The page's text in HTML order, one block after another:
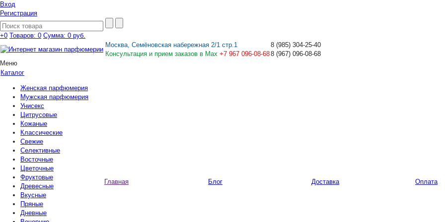
Вход
Регистрация
+0 Товаров: 0 Сумма: 0 руб.
Москва, Семёновская набережная 2/1 стр.1
Консультация и прием заказов в Max +7 967 096-08-68
8 (985) 304-25-40
8 (967) 096-08-68
Меню
Каталог
Женская парфюмерия
Мужская парфюмерия
Унисекс
Цитрусовые
Кожаные
Классические
Свежие
Селективные
Восточные
Цветочные
Фруктовые
Древесные
Вкусные
Пряные
Дневные
Главная Блог Доставка Оплата